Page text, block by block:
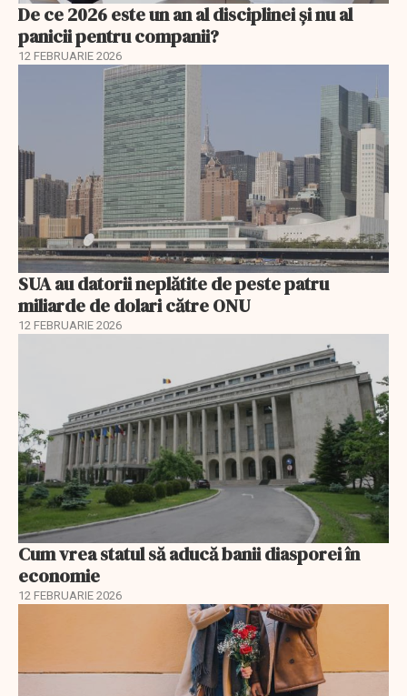
De ce 2026 este un an al disciplinei și nu al
panicii pentru companii?
12 FEBRUARIE 2026
SUA au datorii neplătite de peste patru
miliarde de dolari către ONU
12 FEBRUARIE 2026
Cum vrea statul să aducă banii diasporei în
economie
12 FEBRUARIE 2026